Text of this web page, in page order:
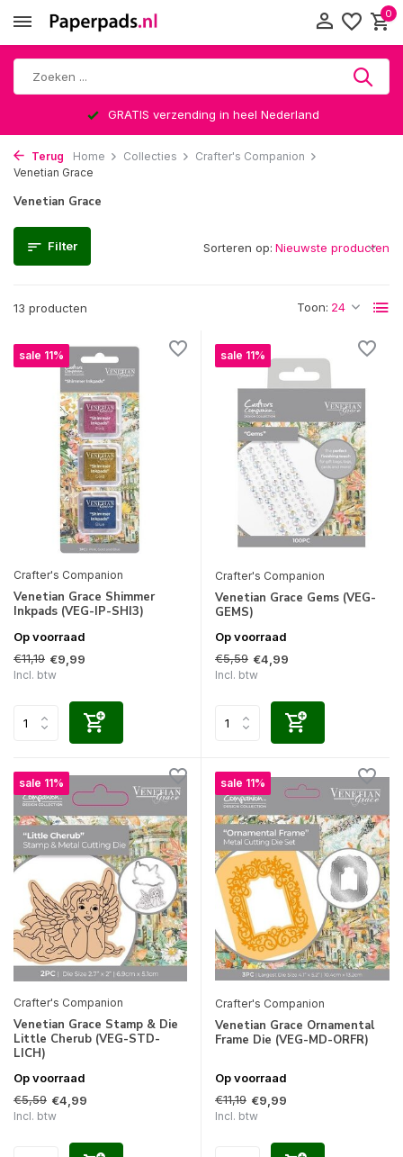
0
GRATIS verzending in heel Nederland
Terug Home Collecties
Crafter's Companion
Venetian Grace
Venetian Grace
Filter
13 producten Toon:
Sorteren op:
sale 11%
Crafter's Companion
Venetian Grace Shimmer
Inkpads (VEG-IP-SHI3)
Op voorraad
€11,19 €9,99
Incl. btw
sale 11%
Crafter's Companion
Venetian Grace Gems (VEG-
GEMS)
Op voorraad
€5,59 €4,99
Incl. btw
sale 11%
Crafter's Companion
Venetian Grace Stamp & Die
Little Cherub (VEG-STD-
LICH)
Op voorraad
€5,59 €4,99
Incl. btw
sale 11%
Crafter's Companion
Venetian Grace Ornamental
Frame Die (VEG-MD-ORFR)
Op voorraad
€11,19 €9,99
Incl. btw